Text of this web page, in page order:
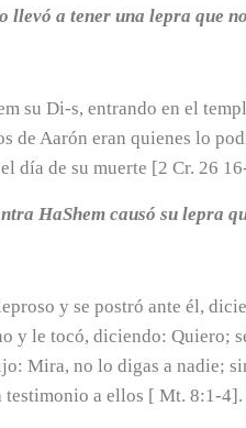
a tener una lepra que
su Di-s, entrando en el
de Aarón eran quienes lo
día de su muerte [2 Cr. 26
HaShem causó su lepra
y se postró ante él,
y le tocó, diciendo: Quiero;
Mira, no lo digas a nadie;
testimonio a ellos [ Mt. 8:1-4].